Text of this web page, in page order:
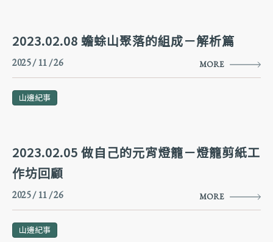
2023.02.08 蟾蜍山聚落的組成－解析篇
MORE
2025 / 11 / 26
山邊紀事
2023.02.05 做自己的元宵燈籠－燈籠剪紙工
作坊回顧
MORE
2025 / 11 / 26
山邊紀事